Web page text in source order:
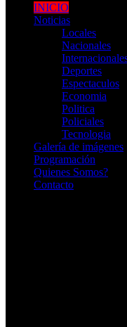
INICIO
Noticias
Locales
Nacionales
Deportes
Espectaculos
Economia
Politica
Policiales
Tecnologia
Galería de imágenes
Programación
Quienes Somos?
Contacto